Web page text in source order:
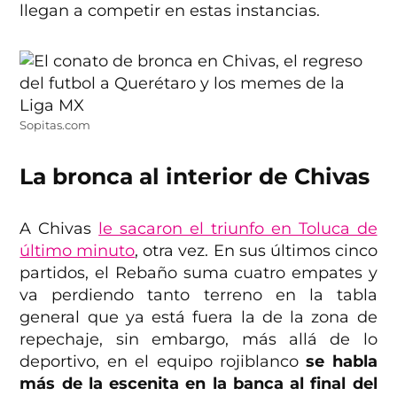
llegan a competir en estas instancias.
Sopitas.com
La bronca al interior de Chivas
A Chivas le sacaron el triunfo en Toluca de
último minuto, otra vez. En sus últimos cinco
partidos, el Rebaño suma cuatro empates y
va perdiendo tanto terreno en la tabla
general que ya está fuera la de la zona de
repechaje, sin embargo, más allá de lo
deportivo, en el equipo rojiblancose habla
más de la escenita en la banca al final del